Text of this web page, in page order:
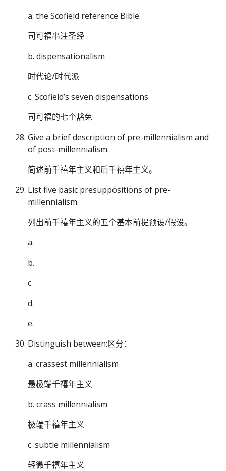
a. the Scofield reference Bible.
司可福串注圣经
b. dispensationalism
时代论/时代派
c. Scofield’s seven dispensations
司可福的七个豁免
Give a brief description of pre-millennialism and
of post-millennialism.
简述前千禧年主义和后千禧年主义。
List five basic presuppositions of pre-
millennialism.
列出前千禧年主义的五个基本前提预设/假设。
a.
b.
c.
d.
e.
Distinguish between:区分：
a. crassest millennialism
最极端千禧年主义
b. crass millennialism
极端千禧年主义
c. subtle millennialism
轻微千禧年主义